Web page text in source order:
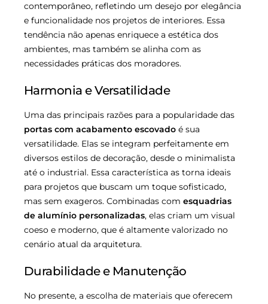
contemporâneo, refletindo um desejo por elegância
e funcionalidade nos projetos de interiores. Essa
tendência não apenas enriquece a estética dos
ambientes, mas também se alinha com as
necessidades práticas dos moradores.
Harmonia e Versatilidade
Uma das principais razões para a popularidade das
portas com acabamento escovado é sua
versatilidade. Elas se integram perfeitamente em
diversos estilos de decoração, desde o minimalista
até o industrial. Essa característica as torna ideais
para projetos que buscam um toque sofisticado,
mas sem exageros. Combinadas com esquadrias
de alumínio personalizadas, elas criam um visual
coeso e moderno, que é altamente valorizado no
cenário atual da arquitetura.
Durabilidade e Manutenção
No presente, a escolha de materiais que oferecem